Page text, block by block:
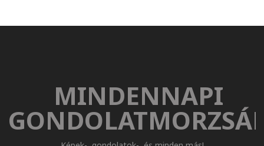
MINDENNAPI